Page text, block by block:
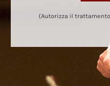
(Autorizza il